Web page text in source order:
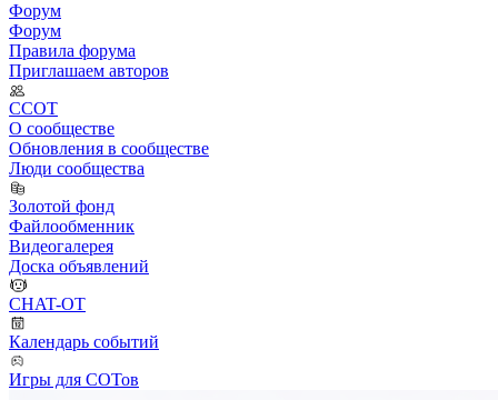
Форум
Форум
Правила форума
Приглашаем авторов
ССОТ
О сообществе
Обновления в сообществе
Люди сообщества
Золотой фонд
Файлообменник
Видеогалерея
Доска объявлений
CHAT-OT
Календарь событий
Игры для СОТов